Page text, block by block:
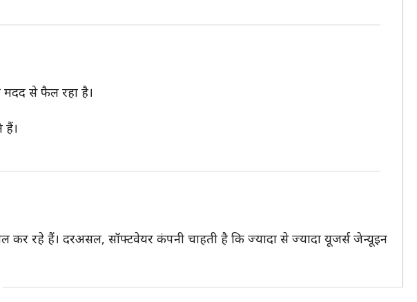
मदद से फैल रहा है।
हैं।
कर रहे हैं। दरअसल, सॉफ्टवेयर कंपनी चाहती है कि ज्यादा से ज्यादा यूजर्स जेन्यूइन